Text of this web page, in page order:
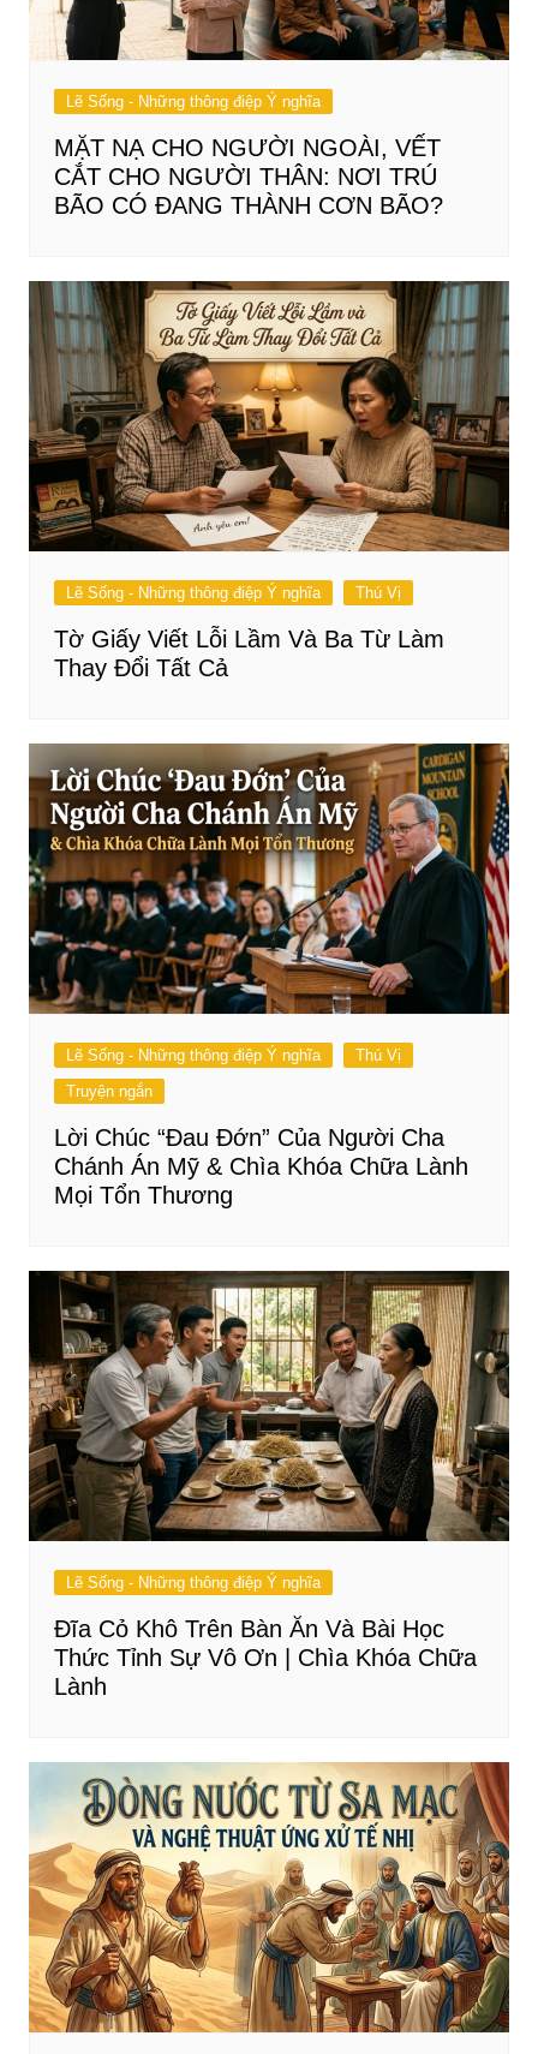
Lẽ Sống - Những thông điệp Ý nghĩa
MẶT NẠ CHO NGƯỜI NGOÀI, VẾT
CẮT CHO NGƯỜI THÂN: NƠI TRÚ
BÃO CÓ ĐANG THÀNH CƠN BÃO?
Lẽ Sống - Những thông điệp Ý nghĩa Thú Vị
Tờ Giấy Viết Lỗi Lầm Và Ba Từ Làm
Thay Đổi Tất Cả
Lẽ Sống - Những thông điệp Ý nghĩa
Thú Vị
Truyện ngắn
Lời Chúc “Đau Đớn” Của Người Cha
Chánh Án Mỹ & Chìa Khóa Chữa Lành
Mọi Tổn Thương
Lẽ Sống - Những thông điệp Ý nghĩa
Đĩa Cỏ Khô Trên Bàn Ăn Và Bài Học
Thức Tỉnh Sự Vô Ơn | Chìa Khóa Chữa
Lành